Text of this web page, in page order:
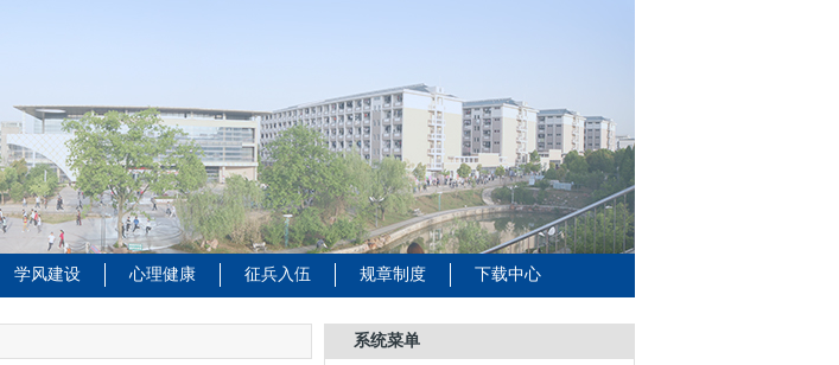
学风建设 心理健康 征兵入伍 规章制度 下载中心
系统菜单